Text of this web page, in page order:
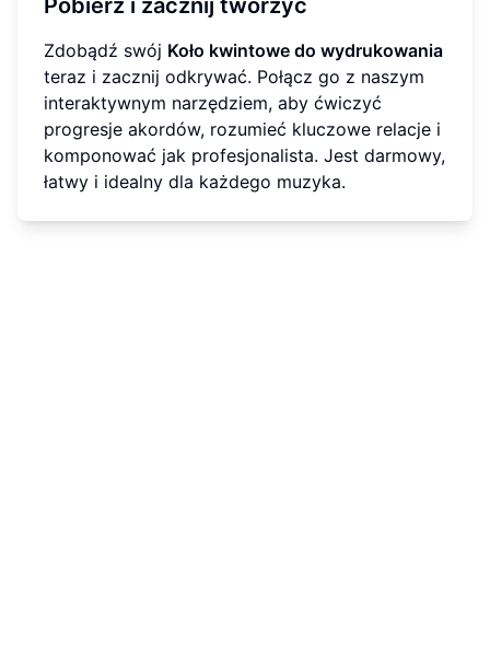
Zdobądź swój Koło kwintowe do wydrukowania
teraz i zacznij odkrywać. Połącz go z naszym
interaktywnym narzędziem, aby ćwiczyć
progresje akordów, rozumieć kluczowe relacje i
komponować jak profesjonalista. Jest darmowy,
łatwy i idealny dla każdego muzyka.